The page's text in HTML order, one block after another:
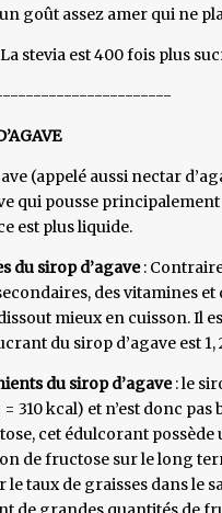
goût assez amer qui ne
stevia est 400 fois plus
(appelé aussi nectar
qui pousse
est plus liquide.
du sirop d’agave:
des vitamines
mieux en cuisson. Il
du sirop d’agave est 1,
du sirop d’agave: le
= 310 kcal) et n’est donc
cet édulcorant
de fructose sur le long
taux de graisses dans le